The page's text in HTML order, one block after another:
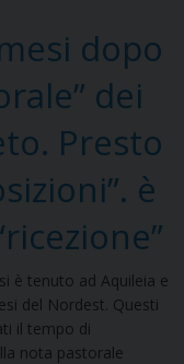
dopo
dei
Presto
è
è tenuto ad Aquileia e
del Nordest. Questi
il tempo di
nota pastorale